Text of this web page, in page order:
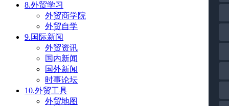
8.外贸学习
外贸商学院
外贸自学
9.国际新闻
外贸资讯
国内新闻
国外新闻
时事论坛
10.外贸工具
外贸地图